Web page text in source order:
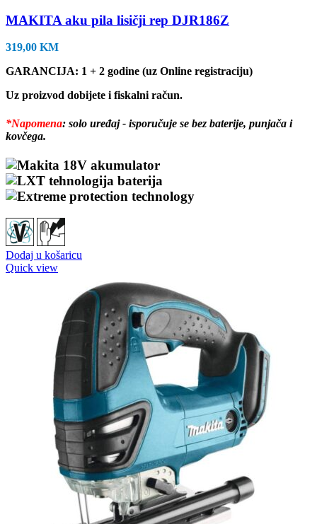
MAKITA aku pila lisičji rep DJR186Z
319,00 KM
GARANCIJA: 1 + 2 godine (uz Online registraciju)
Uz proizvod dobijete i fiskalni račun.
*Napomena: solo uređaj - isporučuje se bez baterije, punjača i
kovčega.
Dodaj u košaricu
Quick view